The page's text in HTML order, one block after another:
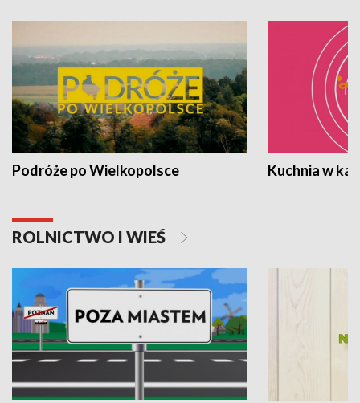
Podróże po Wielkopolsce Kuchnia w
ROLNICTWO I WIEŚ